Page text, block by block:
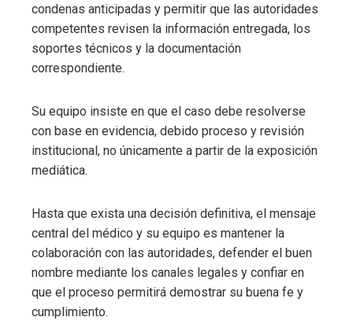
condenas anticipadas y permitir que las autoridades
competentes revisen la información entregada, los
soportes técnicos y la documentación
correspondiente.
Su equipo insiste en que el caso debe resolverse
con base en evidencia, debido proceso y revisión
institucional, no únicamente a partir de la exposición
mediática.
Hasta que exista una decisión definitiva, el mensaje
central del médico y su equipo es mantener la
colaboración con las autoridades, defender el buen
nombre mediante los canales legales y confiar en
que el proceso permitirá demostrar su buena fe y
cumplimiento.